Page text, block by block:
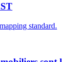
standard.